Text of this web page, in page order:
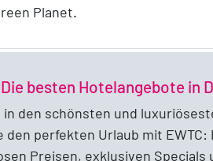
Planet.
besten Hotelangebote in
in den schönsten und
den perfekten Urlaub mit
Preisen, exklusiven Specials